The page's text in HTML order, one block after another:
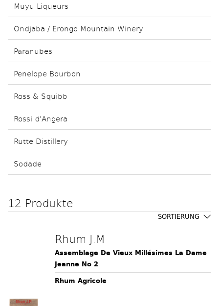
Muyu Liqueurs
Ondjaba / Erongo Mountain Winery
Paranubes
Penelope Bourbon
Ross & Squibb
Rossi d'Angera
Rutte Distillery
Sodade
12 Produkte
SORTIERUNG
Rhum J.M
Assemblage De Vieux Millésimes La Dame
Jeanne No 2
Rhum Agricole